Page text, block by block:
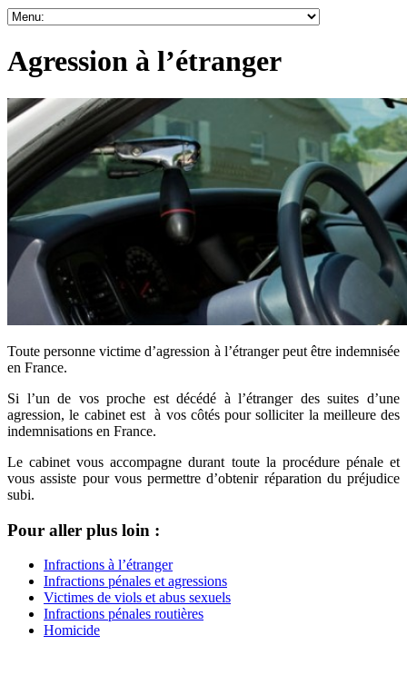
Agression à l’étranger
Toute personne victime d’agression à l’étranger peut être indemnisée
en France.
Si l’un de vos proche est décédé à l’étranger des suites d’une
agression, le cabinet est à vos côtés pour solliciter la meilleure des
indemnisations en France.
Le cabinet vous accompagne durant toute la procédure pénale et
vous assiste pour vous permettre d’obtenir réparation du préjudice
subi.
Pour aller plus loin :
Infractions à l’étranger
Infractions pénales et agressions
Victimes de viols et abus sexuels
Infractions pénales routières
Homicide